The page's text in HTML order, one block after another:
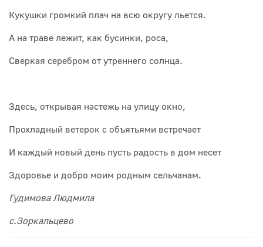
Кукушки громкий плач на всю округу льется.
А на траве лежит, как бусинки, роса,
Сверкая серебром от утреннего солнца.
Здесь, открывая настежь на улицу окно,
Прохладный ветерок с объятьями встречает
И каждый новый день пусть радость в дом несет
Здоровье и добро моим родным сельчанам.
Гудимова Людмила
с.Зоркальцево